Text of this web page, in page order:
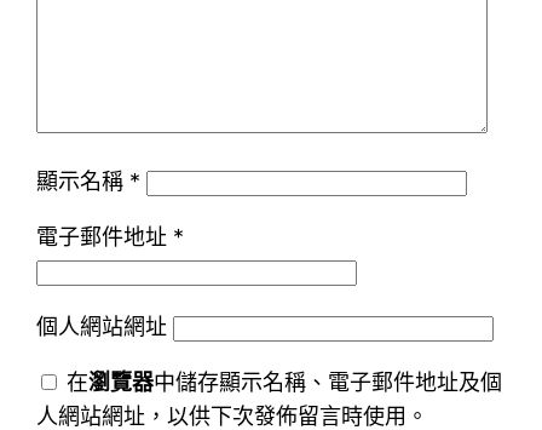
顯示名稱 *
電子郵件地址 *
個人網站網址
在瀏覽器中儲存顯示名稱、電子郵件地址及個
人網站網址，以供下次發佈留言時使用。